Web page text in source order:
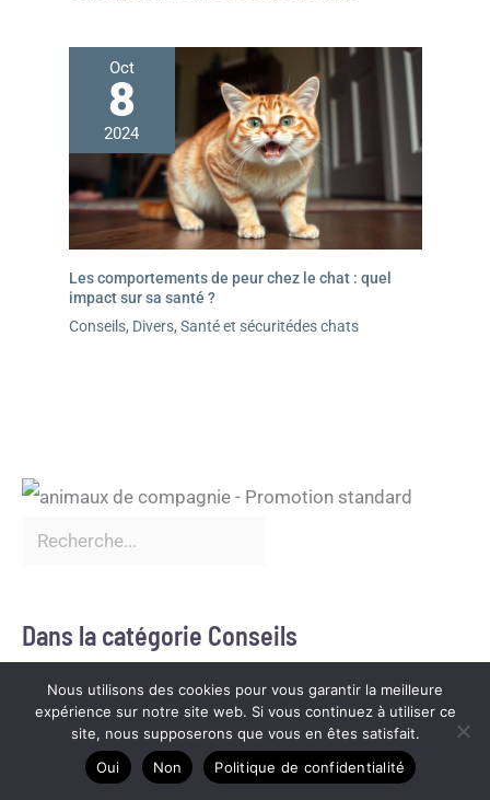
Oct
8
2024
Les comportements de peur chez le chat : quel
impact sur sa santé ?
Conseils, Divers, Santé et sécuritédes chats
Dans la catégorie Conseils
Nous utilisons des cookies pour vous garantir la meilleure
expérience sur notre site web. Si vous continuez à utiliser ce
site, nous supposerons que vous en êtes satisfait.
Oui
Non Politique de confidentialité